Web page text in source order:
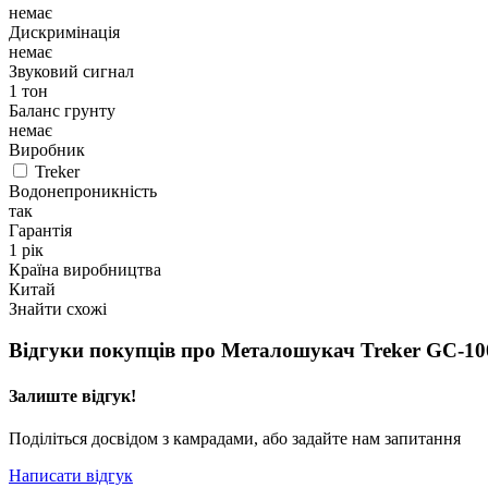
немає
Дискримінація
немає
Звуковий сигнал
1 тон
Баланс грунту
немає
Виробник
Treker
Водонепроникність
так
Гарантія
1 рік
Країна виробництва
Китай
Знайти схожі
Відгуки покупців про Металошукач Treker GC-
Залиште відгук!
Поділіться досвідом з камрадами, або задайте нам запитання
Написати відгук